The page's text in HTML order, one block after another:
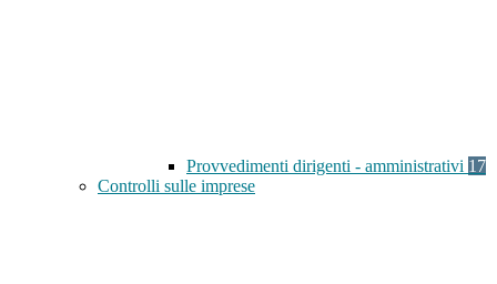
Provvedimenti dirigenti - amministrativi 17
Controlli sulle imprese